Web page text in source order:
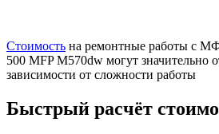
Стоимость на ремонтные работы с
500 MFP M570dw могут значительно
зависимости от сложности работы
Быстрый расчёт